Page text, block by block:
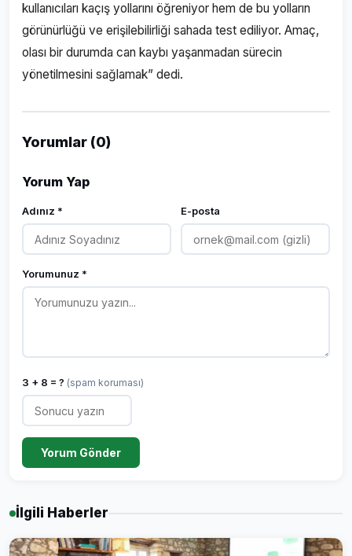
kullanıcıları kaçış yollarını öğreniyor hem de bu yolların
görünürlüğü ve erişilebilirliği sahada test ediliyor. Amaç,
olası bir durumda can kaybı yaşanmadan sürecin
yönetilmesini sağlamak” dedi.
Yorumlar (0)
Yorum Yap
Adınız * E-posta
Yorumunuz *
3 + 8 = ? (spam koruması)
Yorum Gönder
İlgili Haberler